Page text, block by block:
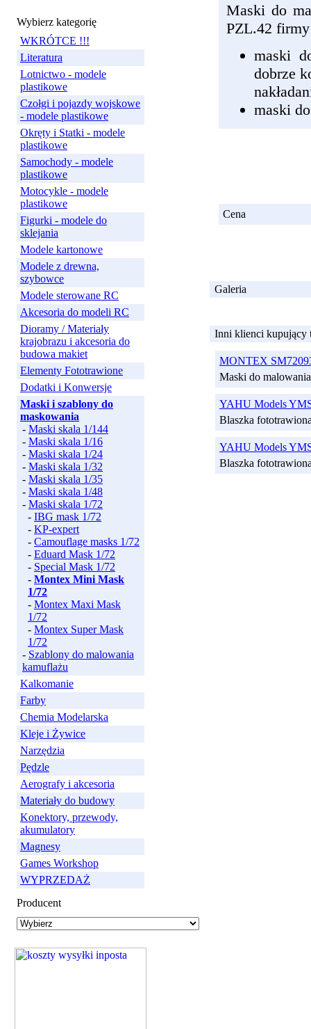
Wybierz kategorię
WKRÓTCE !!!
Literatura
Lotnictwo - modele
plastikowe
Czołgi i pojazdy wojskowe
- modele plastikowe
Okręty i Statki - modele
plastikowe
Samochody - modele
plastikowe
Motocykle - modele
plastikowe
Figurki - modele do
sklejania
Modele kartonowe
Modele z drewna,
szybowce
Modele sterowane RC
Akcesoria do modeli RC
Dioramy / Materiały
krajobrazu i akcesoria do
budowa makiet
Elementy Fototrawione
Dodatki i Konwersje
Maski i szablony do
maskowania
- Maski skala 1/144
- Maski skala 1/16
- Maski skala 1/24
- Maski skala 1/32
- Maski skala 1/35
- Maski skala 1/48
- Maski skala 1/72
- IBG mask 1/72
- KP-expert
- Camouflage masks 1/72
- Eduard Mask 1/72
- Special Mask 1/72
- Montex Mini Mask
1/72
- Montex Maxi Mask
1/72
- Montex Super Mask
1/72
- Szablony do malowania
kamuflażu
Kalkomanie
Farby
Chemia Modelarska
Kleje i Żywice
Narzędzia
Pędzle
Aerografy i akcesoria
Materiały do budowy
Konektory, przewody,
akumulatory
Magnesy
Games Workshop
WYPRZEDAŻ
Producent
Maski do
PZL.42
maski
dobrze
maski
Cena
Galeria
Inni klienci kupujący
MONTEX
Maski do
YAHU Models
Blaszka
YAHU Models
Blaszka